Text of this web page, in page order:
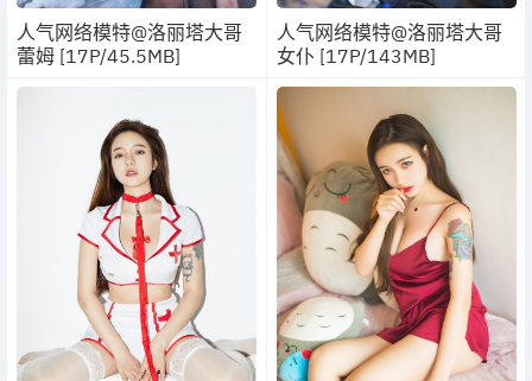
人气网络模特@洛丽塔大哥
蕾姆 [17P/45.5MB]
人气网络模特@洛丽塔大哥
女仆 [17P/143MB]